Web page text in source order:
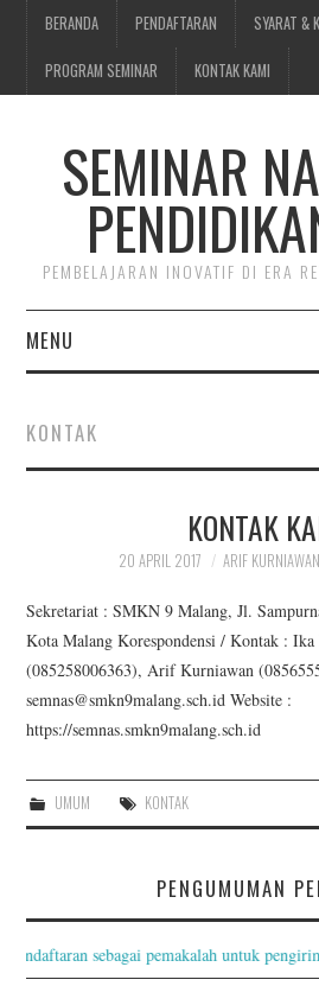
BERANDA PENDAFTARAN SYARAT &
PROGRAM SEMINAR KONTAK KAMI
SEMINAR
PEMBELAJARAN INOVATIF DI ERA
MENU
PENDAFTARAN
SYARAT & KETENTUAN
KONTAK KAMI
KONTAK
KONTAK
20 APRIL 2017 ARIF KURNIAWAN
Sekretariat : SMKN 9 Malang, Jl.
Kota Malang Korespondensi / Kontak :
(085258006363), Arif Kurniawan
semnas@smkn9malang.sch.id Website :
https://semnas.smkn9malang.sch.id
UMUM KONTAK
PENGUMUMAN
Pendaftaran sebagai pemakalah untuk